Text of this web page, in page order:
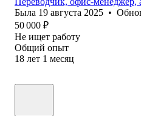
Была 19 августа 2025 •
50 000 ₽
Не ищет работу
Общий опыт
18 лет 1 месяц